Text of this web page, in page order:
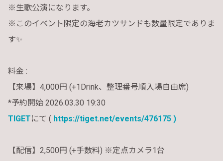
※生歌公演になります。
※このイベント限定の海老カツサンドも数量限定でありま
す✨
料金 :
【来場】4,000円 (+1Drink、整理番号順入場自由席)
*予約開始 2026.03.30 19:30
TIGETにて ( https://tiget.net/events/476175 )
【配信】2,500円 (+手数料) ※定点カメラ1台